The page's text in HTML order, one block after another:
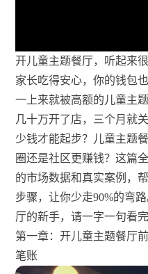
开儿童主题餐厅，听起来
家长吃得安心，你的钱包
一上来就被高额的儿童主
几十万开了店，三个月就
少钱才能起步？儿童主题
圈还是社区更赚钱？这篇
的市场数据和真实案例，
步骤，让你少走90%的弯
厅的新手，请一字一句看完
第一章：开儿童主题餐厅
笔账